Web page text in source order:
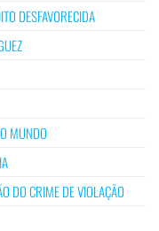
DESFAVORECIDA
MUNDO
DO CRIME DE VIOLAÇÃO